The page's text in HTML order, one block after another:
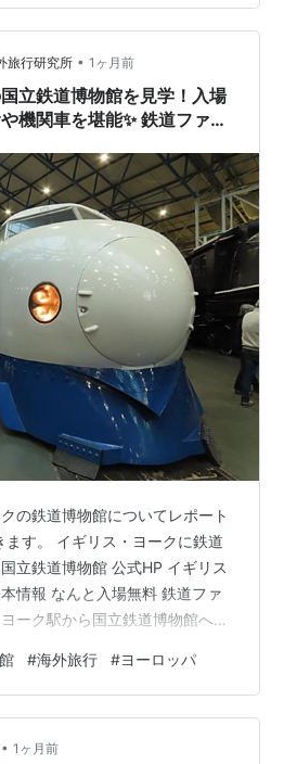
新幹線です。 400系 車内は、デ
できます。展示車両は、グリー
。 現役時代に一度乗ってみたか
座席の配置は、現在のE3系や
旅行研究所 • 1ヶ月前
立鉄道博物館を見学！入場
機関車を堪能✨ 鉄道ファン
の鉄道博物館についてレポート
ます。 イギリス・ヨークに鉄道
立鉄道博物館 公式HP イギリス
情報 なんと入場無料 鉄道ファ
ーク駅から国立鉄道博物館への
プ ステーションホールとグレー
館 グレートホールの見どころ ①
ド号 きかんしゃトーマス 「スペ
を記録 ②0系新幹線 適当
#海外旅行 #ヨーロッパ
• 1ヶ月前